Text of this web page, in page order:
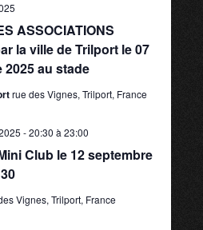
ASSOCIATIONS
la ville de Trilport le 07
2025 au stade
rue des Vignes, Trilport, France
Club le 12 septembre
- 20:30 à 23:00
Vignes, Trilport, France